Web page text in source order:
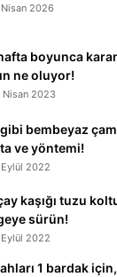
2026
boyunca
ne oluyor!
Nisan 2023
bembeyaz
ve yöntemi!
2022
kaşığı tuzu
sürün!
2022
1 bardak